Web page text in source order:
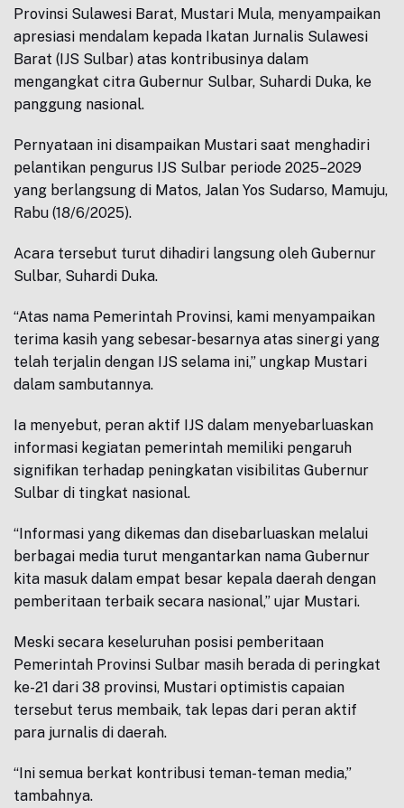
Provinsi Sulawesi Barat, Mustari Mula, menyampaikan
apresiasi mendalam kepada Ikatan Jurnalis Sulawesi
Barat (IJS Sulbar) atas kontribusinya dalam
mengangkat citra Gubernur Sulbar, Suhardi Duka, ke
panggung nasional.
Pernyataan ini disampaikan Mustari saat menghadiri
pelantikan pengurus IJS Sulbar periode 2025–2029
yang berlangsung di Matos, Jalan Yos Sudarso, Mamuju,
Rabu (18/6/2025).
Acara tersebut turut dihadiri langsung oleh Gubernur
Sulbar, Suhardi Duka.
“Atas nama Pemerintah Provinsi, kami menyampaikan
terima kasih yang sebesar-besarnya atas sinergi yang
telah terjalin dengan IJS selama ini,” ungkap Mustari
dalam sambutannya.
Ia menyebut, peran aktif IJS dalam menyebarluaskan
informasi kegiatan pemerintah memiliki pengaruh
signifikan terhadap peningkatan visibilitas Gubernur
Sulbar di tingkat nasional.
“Informasi yang dikemas dan disebarluaskan melalui
berbagai media turut mengantarkan nama Gubernur
kita masuk dalam empat besar kepala daerah dengan
pemberitaan terbaik secara nasional,” ujar Mustari.
Meski secara keseluruhan posisi pemberitaan
Pemerintah Provinsi Sulbar masih berada di peringkat
ke-21 dari 38 provinsi, Mustari optimistis capaian
tersebut terus membaik, tak lepas dari peran aktif
para jurnalis di daerah.
“Ini semua berkat kontribusi teman-teman media,”
tambahnya.